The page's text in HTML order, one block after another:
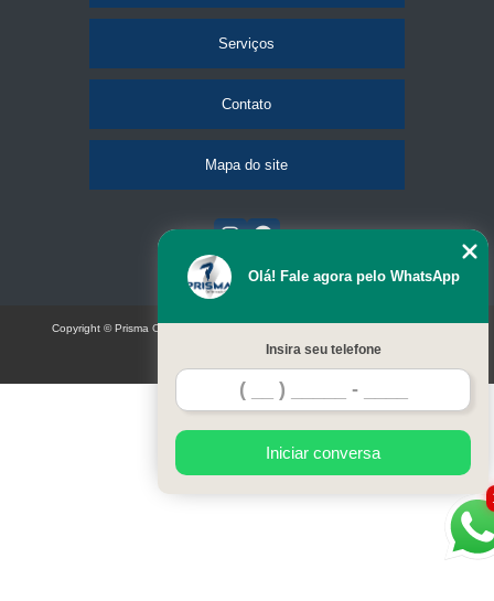
Serviços
Contato
Mapa do site
Olá! Fale agora pelo WhatsApp
Insira seu telefone
Iniciar conversa
Copyright © Prisma Comunicação visual e eventos (Lei 9610 de 19/02/1998)